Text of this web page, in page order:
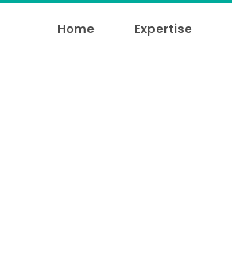
Home Expertise